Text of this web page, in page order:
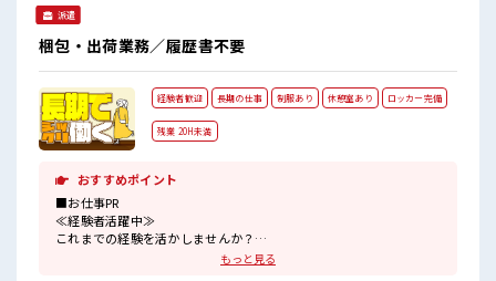
派遣
梱包・出荷業務／履歴書不要
経験者歓迎 長期の仕事 制服あり 休憩室あり ロッカー完備
残業 20H未満
おすすめポイント
■お仕事PR
≪経験者活躍中≫
これまでの経験を活かしませんか？
もっと見る